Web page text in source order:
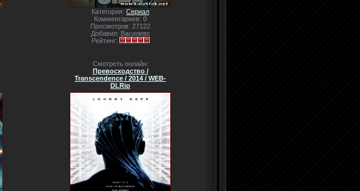
Категория: Сериал
Комментариев: 0
Просмотров: 27122
Добавил: Василевс
Рейтинг:
Смотреть онлайн:
Превосходство /
Transcendence / 2014 / WEB-
DLRip